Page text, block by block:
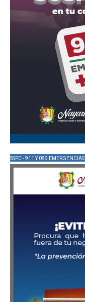
SSPC - 911 Y 089 EMERGENCIAS